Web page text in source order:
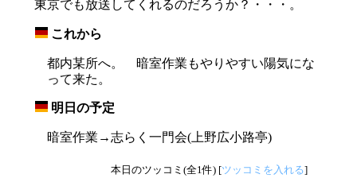
東京でも放送してくれるのだろうか？・・・。
これから
都内某所へ。 暗室作業もやりやすい陽気にな
って来た。
明日の予定
暗室作業→志らく一門会(上野広小路亭)
本日のツッコミ(全1件) [ツッコミを入れる]